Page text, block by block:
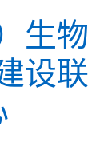
生物
设联